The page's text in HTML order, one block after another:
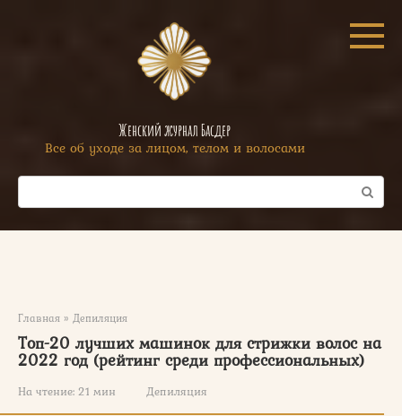
Женский журнал Басдер
Все об уходе за лицом, телом и волосами
Поиск:
Главная » Депиляция
Топ-20 лучших машинок для стрижки волос на
2022 год (рейтинг среди профессиональных)
На чтение: 21 мин Депиляция